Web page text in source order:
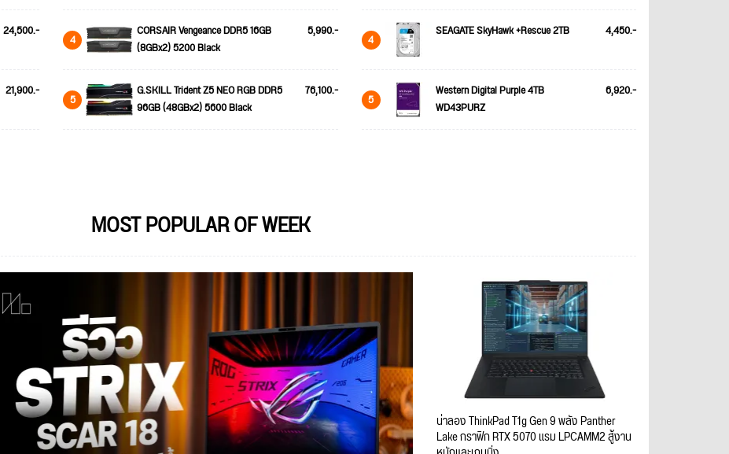
24,500.-
21,900.-
4
CORSAIR Vengeance DDR5 16GB
(8GBx2) 5200 Black
5,990.-
5
G.SKILL Trident Z5 NEO RGB DDR5
96GB (48GBx2) 5600 Black
76,100.-
4 SEAGATE SkyHawk +Rescue 2TB 4,450.-
5
Western Digital Purple 4TB
WD43PURZ
6,920.-
MOST POPULAR OF WEEK
น่าลอง ThinkPad T1g Gen 9 พลัง Panther
Lake กราฟิก RTX 5070 แรม LPCAMM2 สู้งาน